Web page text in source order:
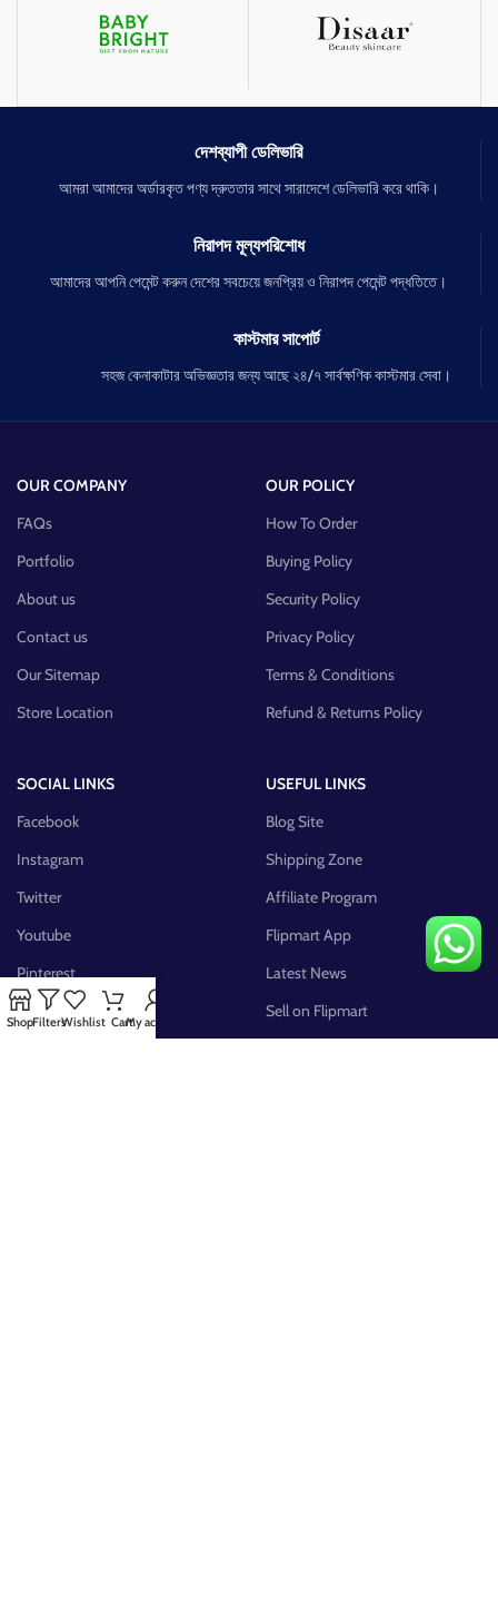
দেশব্যাপী ডেলিভারি
আমরা আমাদের অর্ডারকৃত পণ্য দ্রুততার সাথে সারাদেশে ডেলিভারি করে থাকি।
নিরাপদ মূল্যপরিশোধ
আমাদের আপনি পেমেন্ট করুন দেশের সবচেয়ে জনপ্রিয় ও নিরাপদ পেমেন্ট পদ্ধতিতে।
কাস্টমার সাপোর্ট
সহজ কেনাকাটার অভিজ্ঞতার জন্য আছে ২৪/৭ সার্বক্ষণিক কাস্টমার সেবা।
OUR COMPANY
FAQs
Portfolio
About us
Contact us
Our Sitemap
Store Location
OUR POLICY
How To Order
Buying Policy
Security Policy
Privacy Policy
Terms & Conditions
Refund & Returns Policy
SOCIAL LINKS
Facebook
Instagram
Twitter
Youtube
Pinterest
FB Group
USEFUL LINKS
Blog Site
Shipping Zone
Affiliate Program
Flipmart App
Latest News
Sell on Flipmart
ShopFiltersWishlist CartMy account